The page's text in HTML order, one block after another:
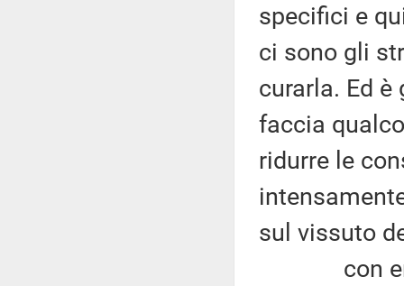
specifici e
ci sono gli
curarla. Ed
faccia
ridurre le
sul vissuto
con